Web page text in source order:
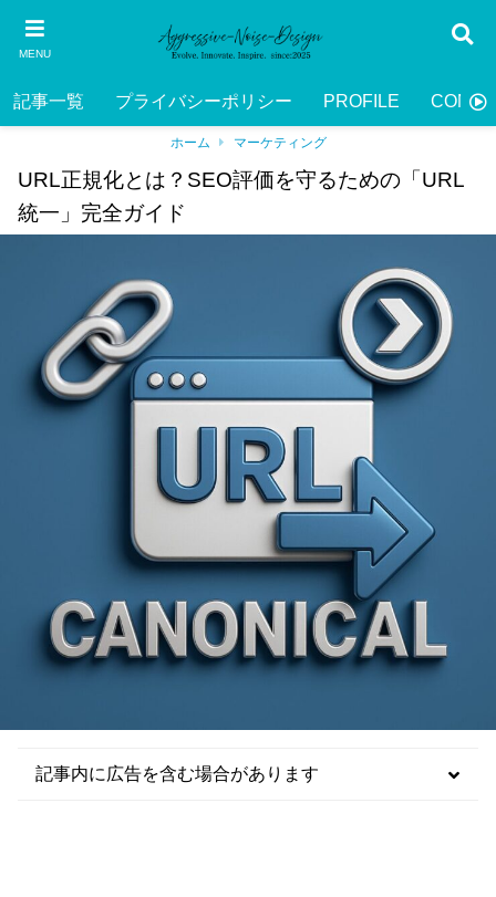
MENU
記事一覧 プライバシーポリシー PROFILE
ホーム マーケティング
URL正規化とは？SEO評価を守るための「URL
統一」完全ガイド
記事内に広告を含む場合があります